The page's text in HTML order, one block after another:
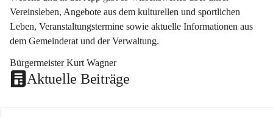
Vereinsleben, Angebote aus dem kulturellen und sportlichen
Leben, Veranstaltungstermine sowie aktuelle Informationen aus
dem Gemeinderat und der Verwaltung.
Bürgermeister Kurt Wagner
Aktuelle Beiträge